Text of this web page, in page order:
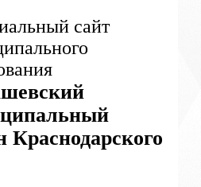
сайт
Краснодарского